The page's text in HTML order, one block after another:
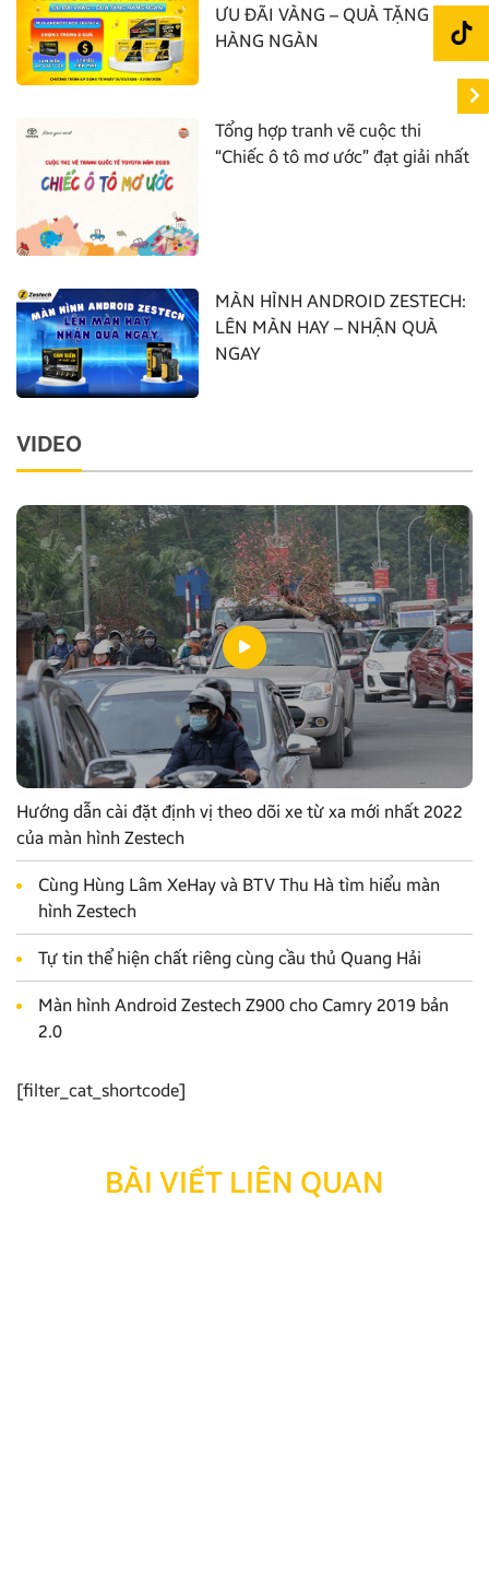
ƯU ĐÃI VÀNG – QUÀ TẶNG
HÀNG NGÀN
Tổng hợp tranh vẽ cuộc thi
“Chiếc ô tô mơ ước” đạt giải nhất
MÀN HÌNH ANDROID ZESTECH:
LÊN MÀN HAY – NHẬN QUÀ
NGAY
VIDEO
Hướng dẫn cài đặt định vị theo dõi xe từ xa mới nhất 2022
của màn hình Zestech
Cùng Hùng Lâm XeHay và BTV Thu Hà tìm hiểu màn
hình Zestech
Tự tin thể hiện chất riêng cùng cầu thủ Quang Hải
Màn hình Android Zestech Z900 cho Camry 2019 bản
2.0
[filter_cat_shortcode]
BÀI VIẾT LIÊN QUAN